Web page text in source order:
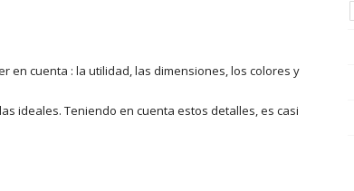
en cuenta : la utilidad, las dimensiones, los colores y
ideales. Teniendo en cuenta estos detalles, es casi